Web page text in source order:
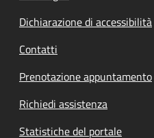
Dichiarazione di accessibilità
Contatti
Prenotazione appuntamento
Richiedi assistenza
Statistiche del portale